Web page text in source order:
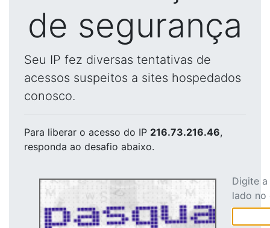
de segurança
Seu IP fez diversas tentativas de
acessos suspeitos a sites hospedados
conosco.
Para liberar o acesso do IP 216.73.216.46,
responda ao desafio abaixo.
Digite
lado no